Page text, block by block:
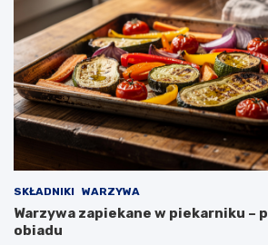
SKŁADNIKI WARZYWA
Warzywa zapiekane w piekarniku –
obiadu